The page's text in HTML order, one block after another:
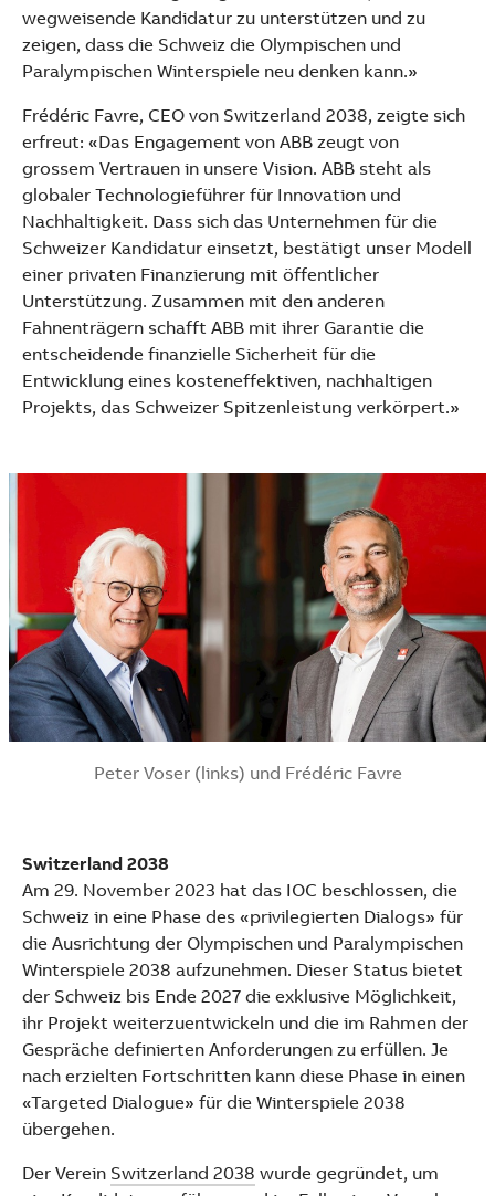
wegweisende Kandidatur zu unterstützen und zu
zeigen, dass die Schweiz die Olympischen und
Paralympischen Winterspiele neu denken kann.»
Frédéric Favre, CEO von Switzerland 2038, zeigte sich
erfreut: «Das Engagement von ABB zeugt von
grossem Vertrauen in unsere Vision. ABB steht als
globaler Technologieführer für Innovation und
Nachhaltigkeit. Dass sich das Unternehmen für die
Schweizer Kandidatur einsetzt, bestätigt unser Modell
einer privaten Finanzierung mit öffentlicher
Unterstützung. Zusammen mit den anderen
Fahnenträgern schafft ABB mit ihrer Garantie die
entscheidende finanzielle Sicherheit für die
Entwicklung eines kosteneffektiven, nachhaltigen
Projekts, das Schweizer Spitzenleistung verkörpert.»
Peter Voser (links) und Frédéric Favre
Switzerland 2038
Am 29. November 2023 hat das IOC beschlossen, die
Schweiz in eine Phase des «privilegierten Dialogs» für
die Ausrichtung der Olympischen und Paralympischen
Winterspiele 2038 aufzunehmen. Dieser Status bietet
der Schweiz bis Ende 2027 die exklusive Möglichkeit,
ihr Projekt weiterzuentwickeln und die im Rahmen der
Gespräche definierten Anforderungen zu erfüllen. Je
nach erzielten Fortschritten kann diese Phase in einen
«Targeted Dialogue» für die Winterspiele 2038
übergehen.
Der Verein Switzerland 2038 wurde gegründet, um